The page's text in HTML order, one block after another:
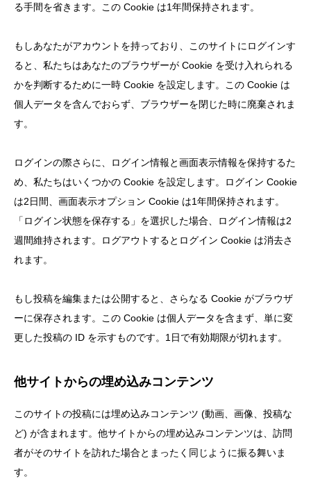
る手間を省きます。この Cookie は1年間保持されます。
もしあなたがアカウントを持っており、このサイトにログインす
ると、私たちはあなたのブラウザーが Cookie を受け入れられる
かを判断するために一時 Cookie を設定します。この Cookie は
個人データを含んでおらず、ブラウザーを閉じた時に廃棄されま
す。
ログインの際さらに、ログイン情報と画面表示情報を保持するた
め、私たちはいくつかの Cookie を設定します。ログイン Cookie
は2日間、画面表示オプション Cookie は1年間保持されます。
「ログイン状態を保存する」を選択した場合、ログイン情報は2
週間維持されます。ログアウトするとログイン Cookie は消去さ
れます。
もし投稿を編集または公開すると、さらなる Cookie がブラウザ
ーに保存されます。この Cookie は個人データを含まず、単に変
更した投稿の ID を示すものです。1日で有効期限が切れます。
他サイトからの埋め込みコンテンツ
このサイトの投稿には埋め込みコンテンツ (動画、画像、投稿な
ど) が含まれます。他サイトからの埋め込みコンテンツは、訪問
者がそのサイトを訪れた場合とまったく同じように振る舞いま
す。